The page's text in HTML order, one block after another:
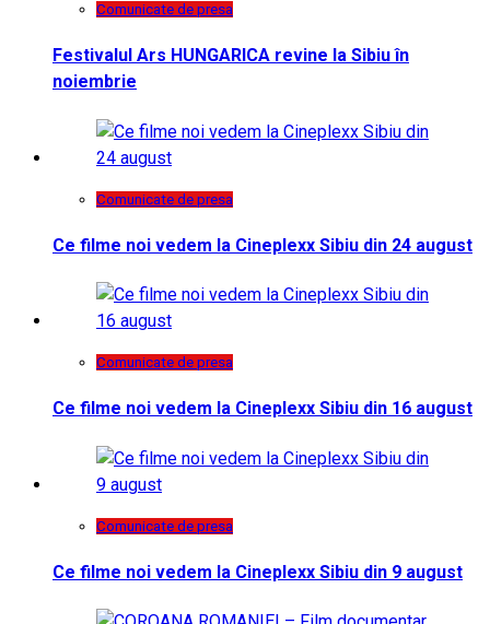
Comunicate de presa
Festivalul Ars HUNGARICA revine la Sibiu în
noiembrie
Comunicate de presa
Ce filme noi vedem la Cineplexx Sibiu din 24 august
Comunicate de presa
Ce filme noi vedem la Cineplexx Sibiu din 16 august
Comunicate de presa
Ce filme noi vedem la Cineplexx Sibiu din 9 august